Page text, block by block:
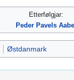
Etterfølgjar:
Peder Pavels Aabel
Østdanmark